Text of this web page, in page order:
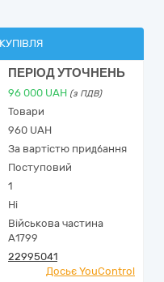
ПЕРІОД УТОЧНЕНЬ
96 000 UAH (з ПДВ)
Товари
960 UAH
За вартістю придбання
Поступовий
1
Ні
Військова частина
А1799
22995041
Досьє YouControl